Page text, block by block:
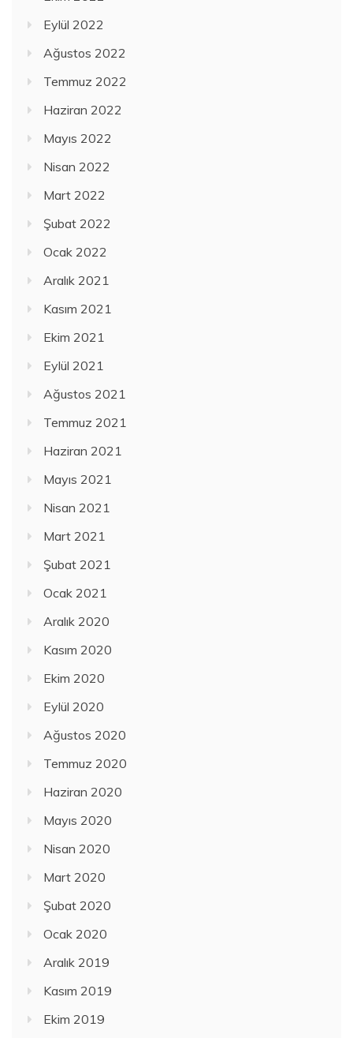
Eylül 2022
Ağustos 2022
Temmuz 2022
Haziran 2022
Mayıs 2022
Nisan 2022
Mart 2022
Şubat 2022
Ocak 2022
Aralık 2021
Kasım 2021
Ekim 2021
Eylül 2021
Ağustos 2021
Temmuz 2021
Haziran 2021
Mayıs 2021
Nisan 2021
Mart 2021
Şubat 2021
Ocak 2021
Aralık 2020
Kasım 2020
Ekim 2020
Eylül 2020
Ağustos 2020
Temmuz 2020
Haziran 2020
Mayıs 2020
Nisan 2020
Mart 2020
Şubat 2020
Ocak 2020
Aralık 2019
Kasım 2019
Ekim 2019